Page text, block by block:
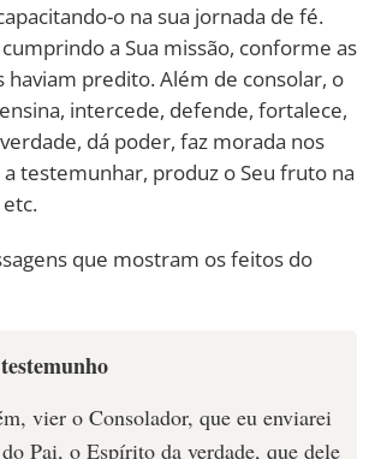
o na sua jornada de fé.
a Sua missão, conforme as
haviam predito. Além de consolar, o
intercede, defende, fortalece,
dá poder, faz morada nos
a testemunhar, produz o Seu fruto na
que mostram os feitos do
vier o Consolador, que eu enviarei
Pai, o Espírito da verdade, que dele